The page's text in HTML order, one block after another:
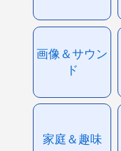
画像＆サウン
ド
家庭＆趣味